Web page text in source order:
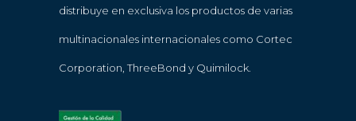
distribuye en exclusiva los productos de varias
multinacionales internacionales como Cortec
Corporation, ThreeBond y Quimilock.